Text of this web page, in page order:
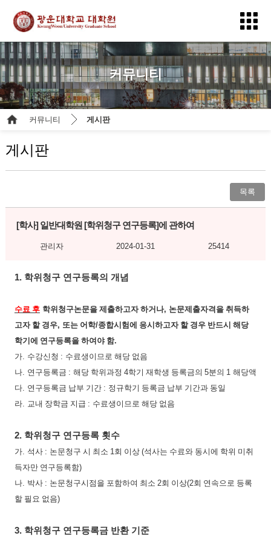
커뮤니티
커뮤니티 게시판
게시판
목록
[학사]일반대학원 [학위청구 연구등록]에 관하여
관리자 2024-01-31 25414
1. 학위청구 연구등록의 개념
수료 후 학위청구논문을 제출하고자 하거나, 논문제출자격을 취득하
고자 할 경우, 또는 어학/종합시험에 응시하고자 할 경우 반드시 해당
학기에 연구등록을 하여야 함.
가. 수강신청 : 수료생이므로 해당 없음
나. 연구등록금 : 해당 학위과정 4학기 재학생 등록금의 5분의 1 해당액
다. 연구등록금 납부 기간 : 정규학기 등록금 납부 기간과 동일
라. 교내 장학금 지급 : 수료생이므로 해당 없음
2. 학위청구 연구등록 횟수
가. 석사 : 논문청구 시 최소 1회 이상 (석사는 수료와 동시에 학위 미취
득자만 연구등록함)
나. 박사 : 논문청구시점을 포함하여 최소 2회 이상(2회 연속으로 등록
할 필요 없음)
3. 학위청구 연구등록금 반환 기준